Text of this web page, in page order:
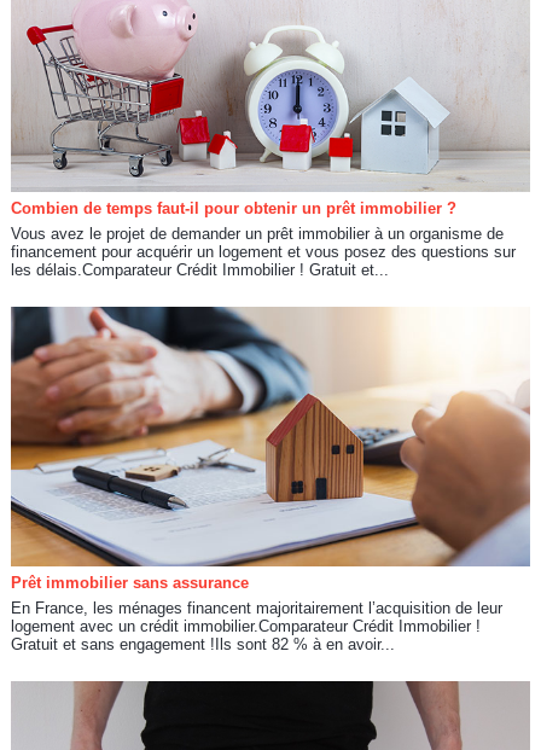
Combien de temps faut-il pour obtenir un prêt immobilier ?
Vous avez le projet de demander un prêt immobilier à un organisme de
financement pour acquérir un logement et vous posez des questions sur
les délais.Comparateur Crédit Immobilier ! Gratuit et...
Prêt immobilier sans assurance
En France, les ménages financent majoritairement l’acquisition de leur
logement avec un crédit immobilier.Comparateur Crédit Immobilier !
Gratuit et sans engagement !Ils sont 82 % à en avoir...